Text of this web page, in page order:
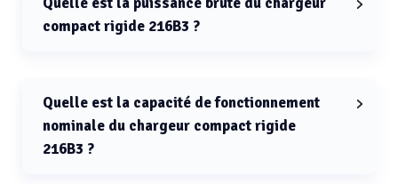
compact rigide 216B3 ?
Quelle est la capacité de fonctionnement
nominale du chargeur compact rigide
216B3 ?